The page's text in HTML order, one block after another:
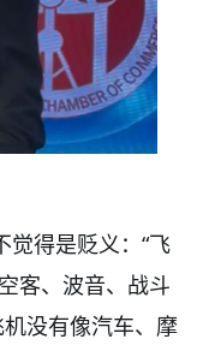
觉得是贬义：“飞
客、波音、战斗
机没有像汽车、摩